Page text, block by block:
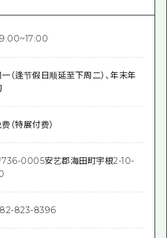
（逢节假日顺延至下周二）、年末年
（特展付费）
736-0005安艺郡海田町宇根2-10-
823-8396